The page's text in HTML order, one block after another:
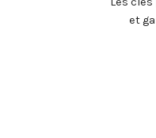
et